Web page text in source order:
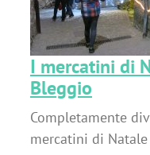
I mercatini di
Bleggio
Completamente
mercatini di